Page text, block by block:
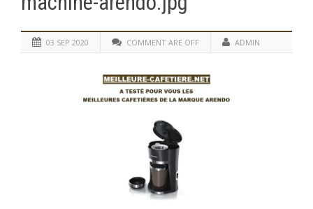
03 SEP 2020 COMMENT ARE OFF ADMIN